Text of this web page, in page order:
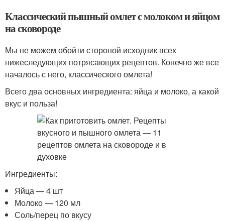
Классический пышный омлет с молоком и яйцом
на сковороде
Мы не можем обойти стороной исходник всех
нижеследующих потрясающих рецептов. Конечно же все
началось с него, классического омлета!
Всего два основных ингредиента: яйца и молоко, а какой
вкус и польза!
Ингредиенты:
Яйца — 4 шт
Молоко — 120 мл
Соль/перец по вкусу